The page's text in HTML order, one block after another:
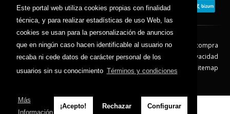
Este portal web utiliza cookies propias con finalidad
técnica, y para realizar estadísticas de uso Web, las
cookies se usan para la personalización de anuncios
que en ningún caso hacen identificable al usuario no
recaba ni cede datos de carácter personal de los
usuarios sin su conocimiento Términos y condiciones
Más
Información
¡Acepto! Rechazar Configurar
Contacto Aviso Legal
Condiciones de compra
Política de envíos
Política de devolución
Política de Privacidad
Política de Cookies
Sitemap